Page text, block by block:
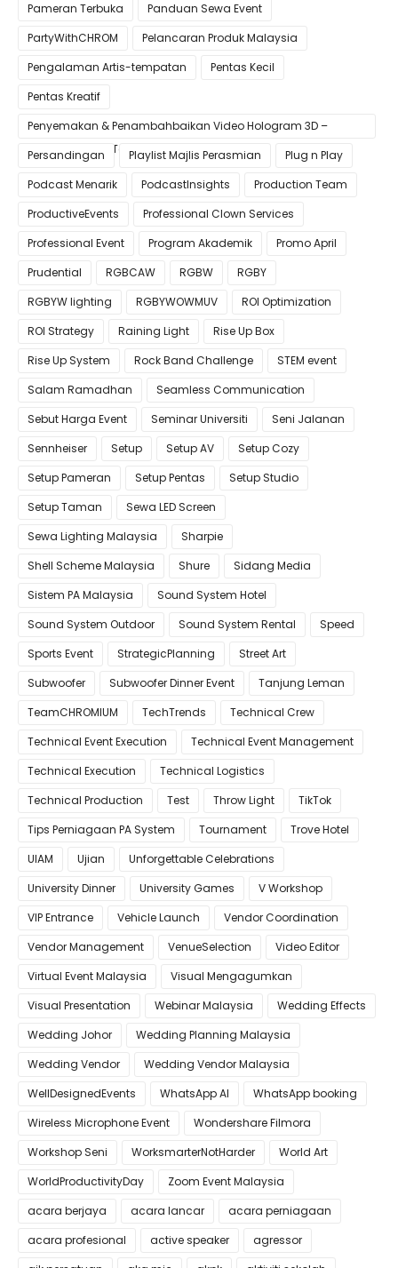
Pameran Terbuka
Panduan Sewa Event
PartyWithCHROM
Pelancaran Produk Malaysia
Pengalaman Artis-tempatan
Pentas Kecil
Pentas Kreatif
Penyemakan & Penambahbaikan Video Hologram 3D –
Pastikan Kualiti Terbaik untuk Gimik Anda!
Persandingan Playlist Majlis Perasmian
Plug n Play
Podcast Menarik
PodcastInsights
Production Team
ProductiveEvents
Professional Clown Services
Professional Event
Program Akademik
Promo April
Prudential
RGBCAW RGBW
RGBY
RGBYW lighting
RGBYWOWMUV
ROI Optimization
ROI Strategy
Raining Light
Rise Up Box
Rise Up System
Rock Band Challenge
STEM event
Salam Ramadhan
Seamless Communication
Sebut Harga Event
Seminar Universiti
Seni Jalanan
Sennheiser
Setup Setup AV
Setup Cozy
Setup Pameran
Setup Pentas
Setup Studio
Setup Taman
Sewa LED Screen
Sewa Lighting Malaysia
Sharpie
Shell Scheme Malaysia
Shure
Sidang Media
Sistem PA Malaysia
Sound System Hotel
Sound System Outdoor
Sound System Rental
Speed
Sports Event
StrategicPlanning
Street Art
Subwoofer
Subwoofer Dinner Event
Tanjung Leman
TeamCHROMIUM
TechTrends
Technical Crew
Technical Event Execution
Technical Event Management
Technical Execution
Technical Logistics
Technical Production
Test Throw Light
TikTok
Tips Perniagaan PA System
Tournament
Trove Hotel
UIAM
Ujian
Unforgettable Celebrations
University Dinner
University Games
V Workshop
VIP Entrance
Vehicle Launch
Vendor Coordination
Vendor Management
VenueSelection
Video Editor
Virtual Event Malaysia
Visual Mengagumkan
Visual Presentation
Webinar Malaysia
Wedding Effects
Wedding Johor
Wedding Planning Malaysia
Wedding Vendor
Wedding Vendor Malaysia
WellDesignedEvents
WhatsApp AI
WhatsApp booking
Wireless Microphone Event
Wondershare Filmora
Workshop Seni
WorksmarterNotHarder
World Art
WorldProductivityDay
Zoom Event Malaysia
acara berjaya
acara lancar
acara perniagaan
acara profesional
active speaker
agressor